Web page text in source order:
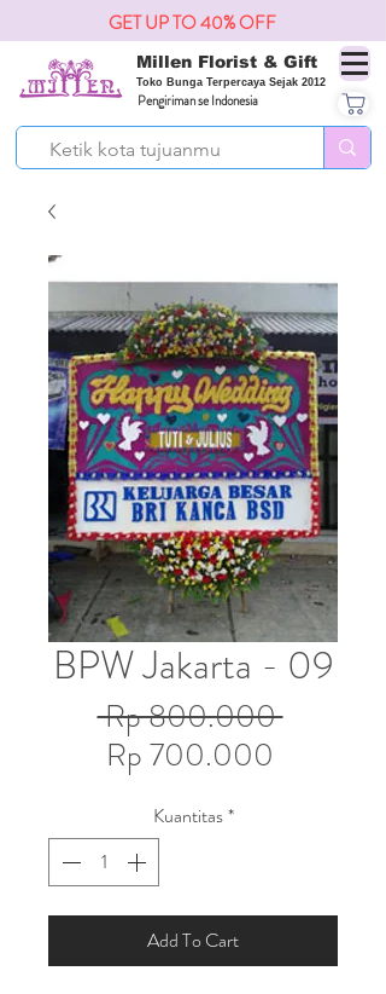
Millen Florist & Gift
Toko Bunga Terpercaya Sejak 2012
Pengiriman se Indonesia
GET UP TO 40% OFF
BPW Jakarta - 09
Rp 800.000 Harga
Rp 700.000
Kuantitas*
Add To Cart